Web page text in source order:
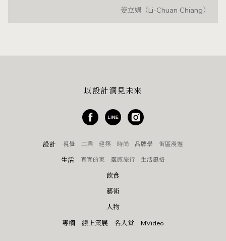
姜立娟（Li-Chuan Chiang）
以設計洞見未來
設計 視覺 工業 建築 時尚 品牌學 街區漫遊
生活 真實的家 靈感旅行 生活風格
飲食
藝術
人物
專欄
線上策展 名人堂 MVideo